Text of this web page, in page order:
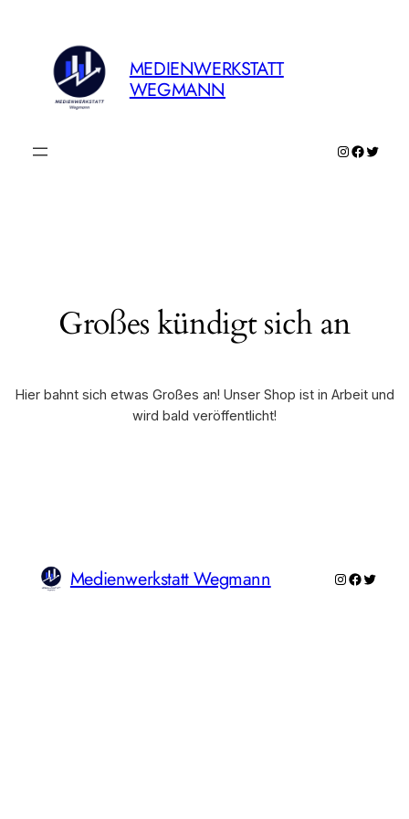
MEDIENWERKSTATT
WEGMANN
Instagram
Großes kündigt sich an
Hier bahnt sich etwas Großes an! Unser Shop ist in Arbeit und
wird bald veröffentlicht!
Medienwerkstatt Wegmann Instagram